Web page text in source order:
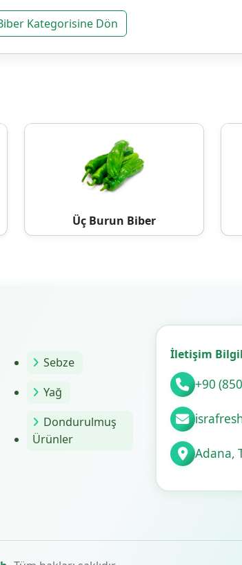
Kategorisine Dön
Üç Burun Biber
Sebze
Yağ
Dondurulmuş
Ürünler
İletişim
+90
Adana,